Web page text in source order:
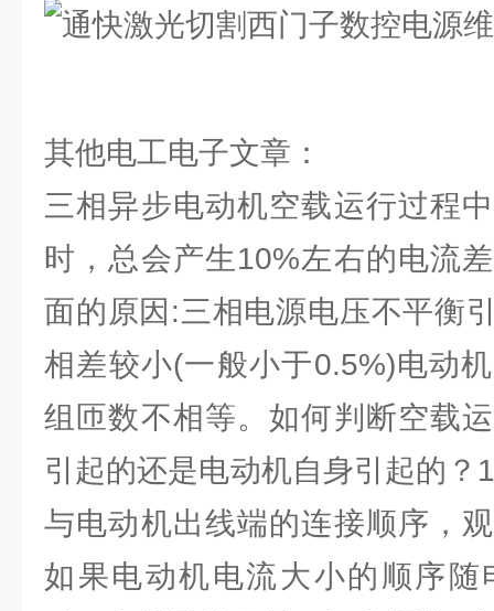
其他电工电子文章：
三相异步电动机空载运行过程
时，总会产生10%左右的电流
面的原因:三相电源电压不平衡
相差较小(一般小于0.5%)电动
组匝数不相等。如何判断空载
引起的还是电动机自身引起的？
与电动机出线端的连接顺序，
如果电动机电流大小的顺序随